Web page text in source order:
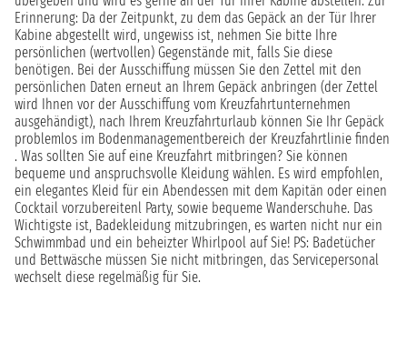
Erinnerung: Da der Zeitpunkt, zu dem das Gepäck an der Tür Ihrer
Kabine abgestellt wird, ungewiss ist, nehmen Sie bitte Ihre
persönlichen (wertvollen) Gegenstände mit, falls Sie diese
benötigen. Bei der Ausschiffung müssen Sie den Zettel mit den
persönlichen Daten erneut an Ihrem Gepäck anbringen (der Zettel
wird Ihnen vor der Ausschiffung vom Kreuzfahrtunternehmen
ausgehändigt), nach Ihrem Kreuzfahrturlaub können Sie Ihr Gepäck
problemlos im Bodenmanagementbereich der Kreuzfahrtlinie finden
. Was sollten Sie auf eine Kreuzfahrt mitbringen? Sie können
bequeme und anspruchsvolle Kleidung wählen. Es wird empfohlen,
ein elegantes Kleid für ein Abendessen mit dem Kapitän oder einen
Cocktail vorzubereitenl Party, sowie bequeme Wanderschuhe. Das
Wichtigste ist, Badekleidung mitzubringen, es warten nicht nur ein
Schwimmbad und ein beheizter Whirlpool auf Sie! PS: Badetücher
und Bettwäsche müssen Sie nicht mitbringen, das Servicepersonal
wechselt diese regelmäßig für Sie.